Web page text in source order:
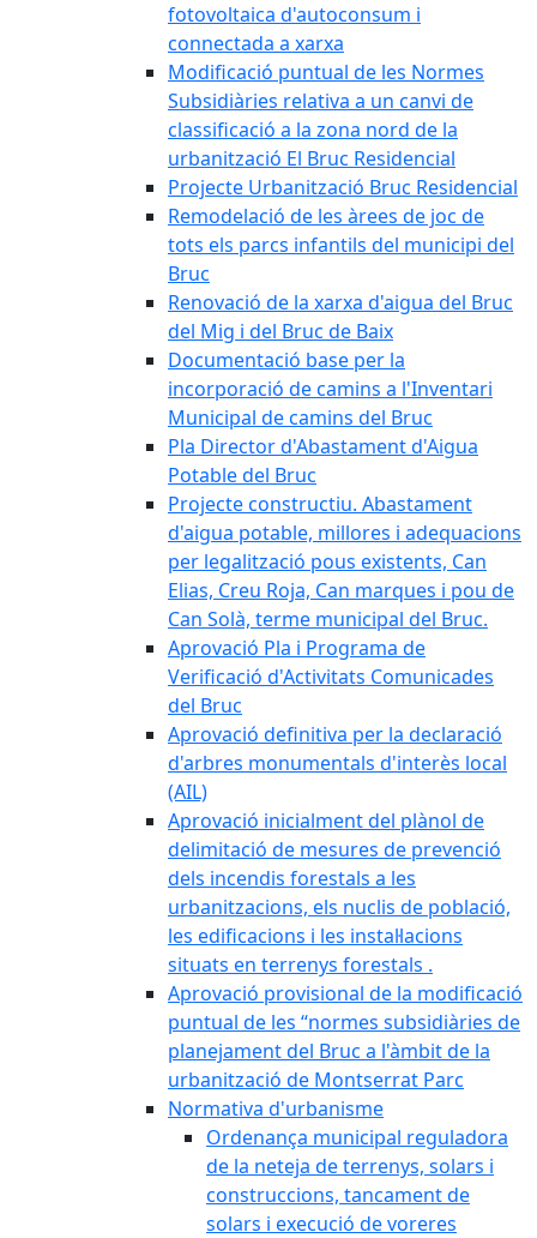
fotovoltaica d'autoconsum i
connectada a xarxa
Modificació puntual de les Normes
Subsidiàries relativa a un canvi de
classificació a la zona nord de la
urbanització El Bruc Residencial
Projecte Urbanització Bruc Residencial
Remodelació de les àrees de joc de
tots els parcs infantils del municipi del
Bruc
Renovació de la xarxa d'aigua del Bruc
del Mig i del Bruc de Baix
Documentació base per la
incorporació de camins a l'Inventari
Municipal de camins del Bruc
Pla Director d'Abastament d'Aigua
Potable del Bruc
Projecte constructiu. Abastament
d'aigua potable, millores i adequacions
per legalització pous existents, Can
Elias, Creu Roja, Can marques i pou de
Can Solà, terme municipal del Bruc.
Aprovació Pla i Programa de
Verificació d'Activitats Comunicades
del Bruc
Aprovació definitiva per la declaració
d'arbres monumentals d'interès local
(AIL)
Aprovació inicialment del plànol de
delimitació de mesures de prevenció
dels incendis forestals a les
urbanitzacions, els nuclis de població,
les edificacions i les instal·lacions
situats en terrenys forestals .
Aprovació provisional de la modificació
puntual de les “normes subsidiàries de
planejament del Bruc a l'àmbit de la
urbanització de Montserrat Parc
Normativa d'urbanisme
Ordenança municipal reguladora
de la neteja de terrenys, solars i
construccions, tancament de
solars i execució de voreres